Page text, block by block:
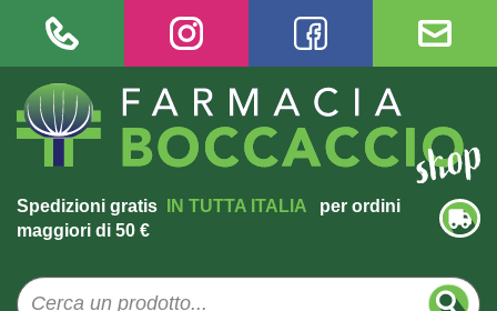
Spedizioni gratis IN TUTTA ITALIA
per ordini
maggiori di 50 €